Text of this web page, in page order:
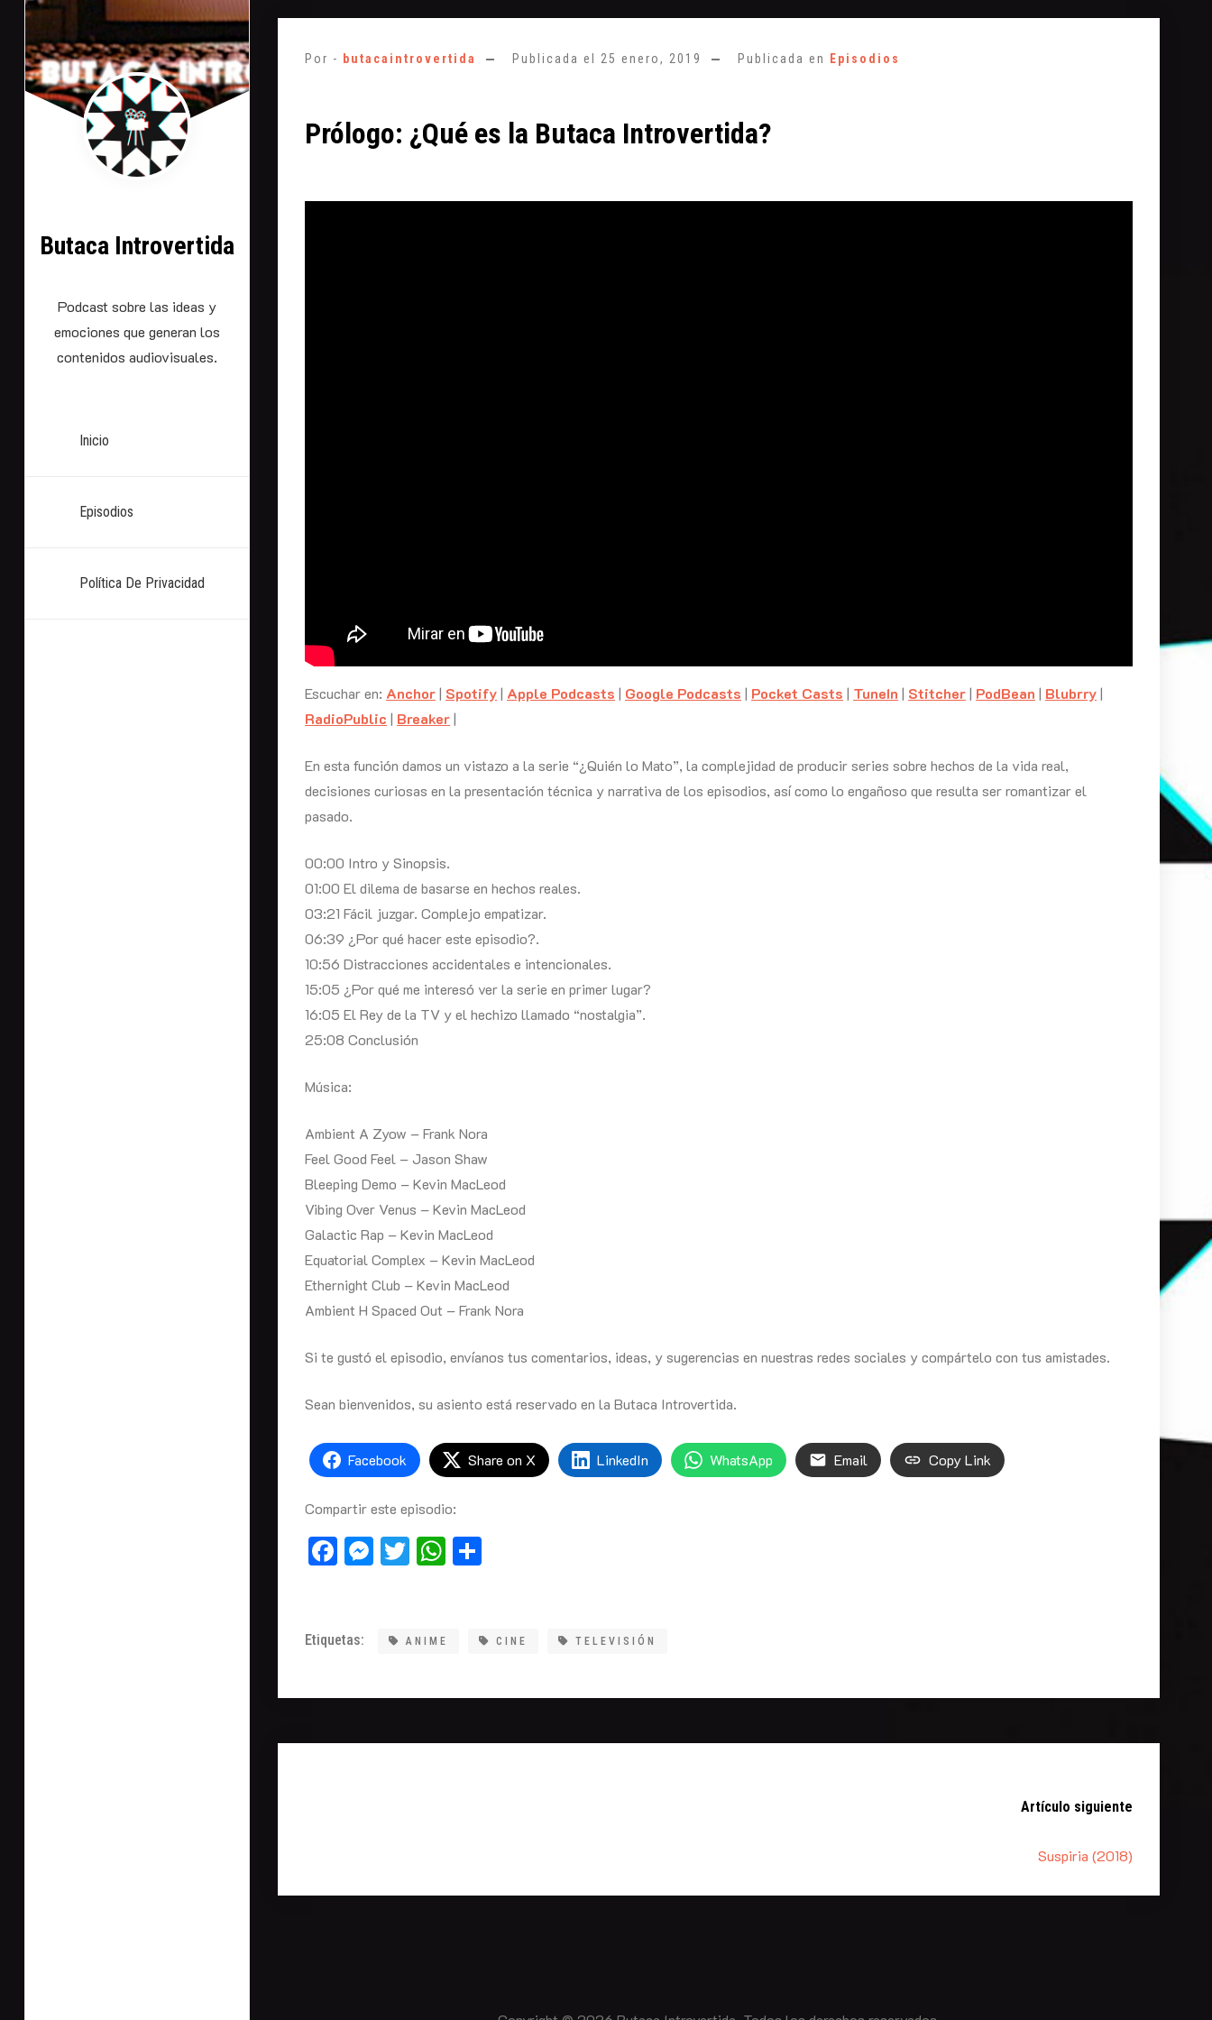
Saltarse
contenido
Butaca Introvertida
Podcast sobre las ideas y
emociones que generan los
contenidos audiovisuales.
Inicio
Episodios
Política De Privacidad
Por - butacaintrovertida Publicada el 25 enero, 2019 Publicada en Episodios
Prólogo: ¿Qué es la Butaca Introvertida?
Escuchar en: Anchor| Spotify| Apple Podcasts | Google Podcasts | Pocket Casts | TuneIn | Stitcher| PodBean | Blubrry|
RadioPublic | Breaker|
En esta función damos un vistazo a la serie “¿Quién lo Mato”, la complejidad de producir series sobre hechos de la vida real,
decisiones curiosas en la presentación técnica y narrativa de los episodios, así como lo engañoso que resulta ser romantizar el
pasado.
00:00 Intro y Sinopsis.
01:00 El dilema de basarse en hechos reales.
03:21 Fácil juzgar. Complejo empatizar.
06:39 ¿Por qué hacer este episodio?.
10:56 Distracciones accidentales e intencionales.
15:05 ¿Por qué me interesó ver la serie en primer lugar?
16:05 El Rey de la TV y el hechizo llamado “nostalgia”.
25:08 Conclusión
Música:
Ambient A Zyow – Frank Nora
Feel Good Feel – Jason Shaw
Bleeping Demo – Kevin MacLeod
Vibing Over Venus – Kevin MacLeod
Galactic Rap – Kevin MacLeod
Equatorial Complex – Kevin MacLeod
Ethernight Club – Kevin MacLeod
Ambient H Spaced Out – Frank Nora
Si te gustó el episodio, envíanos tus comentarios, ideas, y sugerencias en nuestras redes sociales y compártelo con tus amistades.
Sean bienvenidos, su asiento está reservado en la Butaca Introvertida.
Facebook Share on X LinkedIn WhatsApp Email Copy Link
Compartir este episodio:
Facebook
Messenger
TwitterWhatsApp
Etiquetas: ANIME CINE TELEVISIÓN
Artículo siguiente
Suspiria (2018)